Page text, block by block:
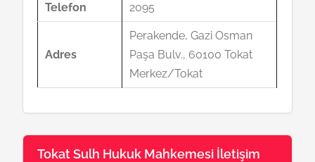
Telefon 2095
Adres
Perakende, Gazi Osman
Paşa Bulv., 60100 Tokat
Merkez/Tokat
Tokat Sulh Hukuk Mahkemesi İletişim